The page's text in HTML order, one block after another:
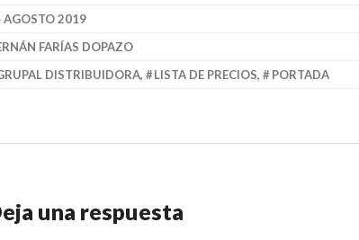
AGOSTO 2019
FARÍAS DOPAZO
DISTRIBUIDORA, LISTA DE PRECIOS, PORTADA
una respuesta